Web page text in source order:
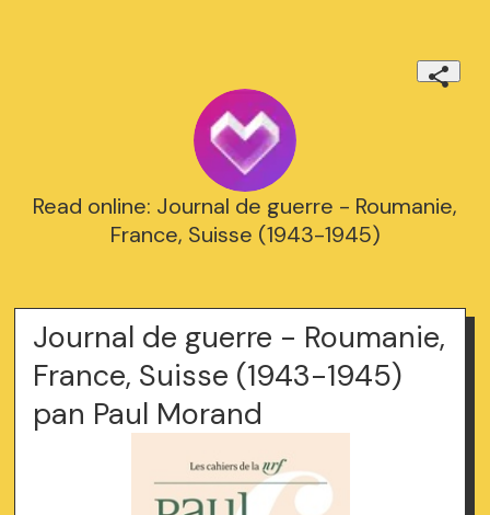
Read online: Journal de guerre - Roumanie,
France, Suisse (1943-1945)
Journal de guerre - Roumanie,
France, Suisse (1943-1945)
pan Paul Morand